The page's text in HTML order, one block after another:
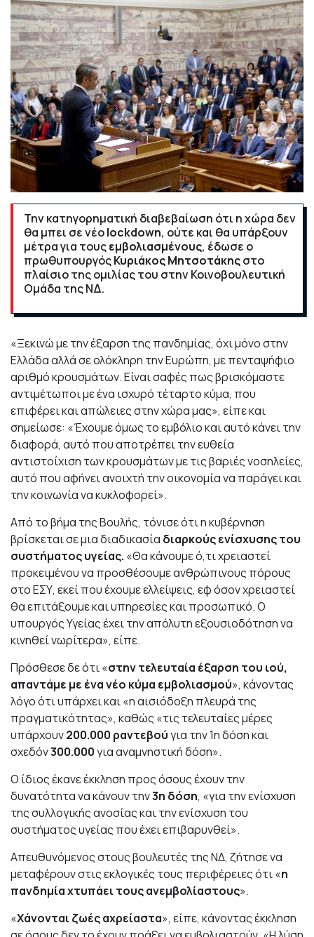
Την κατηγορηματική διαβεβαίωση ότι η χώρα δεν
θα μπει σε νέοlockdown, ούτε και θα υπάρξουν
μέτρα για τουςεμβολιασμένους, έδωσε ο
πρωθυπουργόςΚυριάκος Μητσοτάκηςστο
πλαίσιο της ομιλίας του στην Κοινοβουλευτική
Ομάδα της ΝΔ.
«Ξεκινώ με την έξαρση της πανδημίας, όχι μόνο στην
Ελλάδα αλλά σε ολόκληρη την Ευρώπη, με πενταψήφιο
αριθμό κρουσμάτων. Είναι σαφές πως βρισκόμαστε
αντιμέτωποι με ένα ισχυρό τέταρτο κύμα, που
επιφέρει και απώλειες στην χώρα μας», είπε και
σημείωσε: «Έχουμε όμως το εμβόλιο και αυτό κάνει την
διαφορά, αυτό που αποτρέπει την ευθεία
αντιστοίχιση των κρουσμάτων με τις βαριές νοσηλείες,
αυτό που αφήνει ανοιχτή την οικονομία να παράγει και
την κοινωνία να κυκλοφορεί».
Από το βήμα της Βουλής, τόνισε ότι η κυβέρνηση
βρίσκεται σε μια διαδικασία διαρκούς ενίσχυσης του
συστήματος υγείας. «Θα κάνουμε ό,τι χρειαστεί
προκειμένου να προσθέσουμε ανθρώπινους πόρους
στο ΕΣΥ, εκεί που έχουμε ελλείψεις, εφ όσον χρειαστεί
θα επιτάξουμε και υπηρεσίες και προσωπικό. Ο
υπουργός Υγείας έχει την απόλυτη εξουσιοδότηση να
κινηθεί νωρίτερα», είπε.
Πρόσθεσε δε ότι «στην τελευταία έξαρση του ιού,
απαντάμε με ένα νέο κύμα εμβολιασμού», κάνοντας
λόγο ότι υπάρχει και «η αισιόδοξη πλευρά της
πραγματικότητας», καθώς «τις τελευταίες μέρες
υπάρχουν200.000 ραντεβούγια την 1η δόση και
σχεδόν300.000για αναμνηστική δόση».
Ο ίδιος έκανε έκκληση προς όσους έχουν την
δυνατότητα να κάνουν την3η δόση, «για την ενίσχυση
της συλλογικής ανοσίας και την ενίσχυση του
συστήματος υγείας που έχει επιβαρυνθεί».
Απευθυνόμενος στους βουλευτές της ΝΔ, ζήτησε να
μεταφέρουν στις εκλογικές τους περιφέρειες ότι «η
πανδημία χτυπάει τους ανεμβολίαστους».
«Χάνονται ζωές αχρείαστα», είπε, κάνοντας έκκληση